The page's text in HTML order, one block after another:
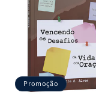
Promoção